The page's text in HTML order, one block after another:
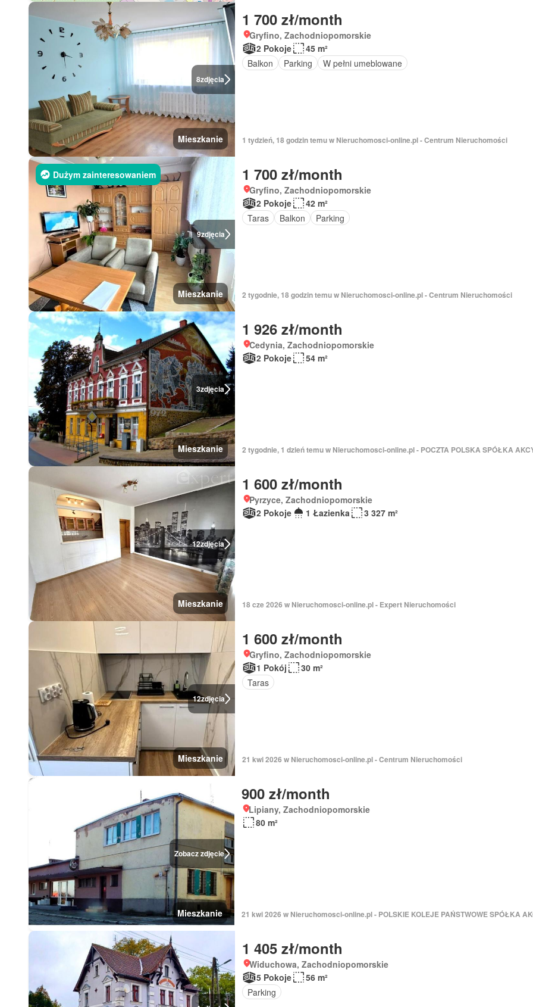
8zdjęcia
Mieszkanie
1 700 zł/month
Gryfino, Zachodniopomorskie
2 Pokoje
45 m²
Balkon
Parking W pełni umeblowane
1 tydzień, 18 godzin temu w Nieruchomosci-online.pl - Centrum Nieruchomości
9zdjęcia
Dużym zainteresowaniem
Mieszkanie
1 700 zł/month
Gryfino, Zachodniopomorskie
2 Pokoje
42 m²
Taras
Balkon Parking
2 tygodnie, 18 godzin temu w Nieruchomosci-online.pl - Centrum Nieruchomości
3zdjęcia
Mieszkanie
1 926 zł/month
Cedynia, Zachodniopomorskie
2 Pokoje
54 m²
2 tygodnie, 1 dzień temu w Nieruchomosci-online.pl - POCZTA POLSKA SPÓŁKA
12zdjęcia
Mieszkanie
1 600 zł/month
Pyrzyce, Zachodniopomorskie
2 Pokoje
1 Łazienka 3 327 m²
18 cze 2026 w Nieruchomosci-online.pl - Expert Nieruchomości
12zdjęcia
Mieszkanie
1 600 zł/month
Gryfino, Zachodniopomorskie
1 Pokój
30 m²
Taras
21 kwi 2026 w Nieruchomosci-online.pl - Centrum Nieruchomości
Zobacz zdjęcie
Mieszkanie
900 zł/month
Lipiany, Zachodniopomorskie
80 m²
21 kwi 2026 w Nieruchomosci-online.pl - POLSKIE KOLEJE PAŃSTWOWE SPÓŁKA
1 405 zł/month
Widuchowa, Zachodniopomorskie
5 Pokoje
56 m²
Parking